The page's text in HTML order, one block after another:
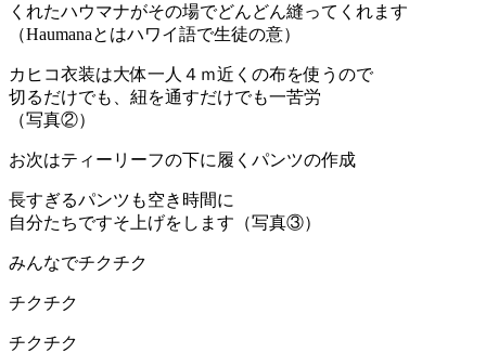
くれたハウマナがその場でどんどん縫ってくれます
（Haumanaとはハワイ語で生徒の意）
カヒコ衣装は大体一人４ｍ近くの布を使うので
切るだけでも、紐を通すだけでも一苦労
（写真②）
お次はティーリーフの下に履くパンツの作成
長すぎるパンツも空き時間に
自分たちですそ上げをします（写真③）
みんなでチクチク
チクチク
チクチク